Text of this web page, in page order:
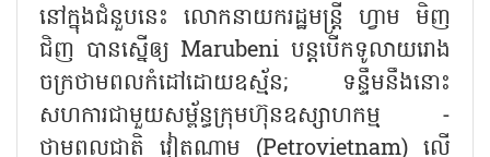
នៅក្នុងជំនួបនេះ លោកនាយករដ្ឋមន្ត្រី ហ្វាម មិញ
ជិញ បានស្នើឲ្យ Marubeniបន្តបើកទូលាយរោង
ចក្រថាមពលកំដៅដោយឧស្ម័ន; ទន្ទឹមនឹងនោះ
សហការជាមួយសម្ព័ន្ធក្រុមហ៊ុនឧស្សាហកម្ម -
ថាមពលជាតិ វៀតណាម (Petrovietnam) លើ